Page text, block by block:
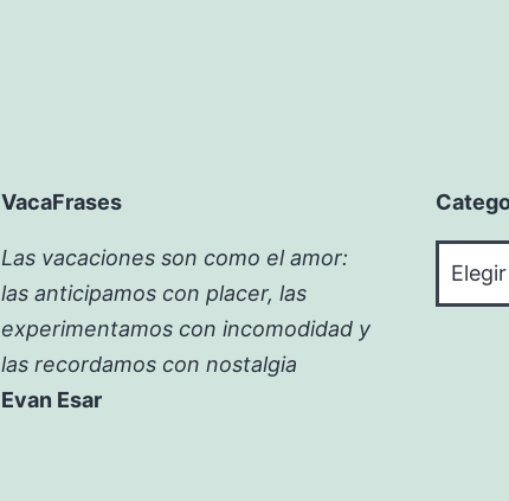
VacaFrases
Las vacaciones son como el amor:
las anticipamos con placer, las
experimentamos con incomodidad y
las recordamos con nostalgia
Evan Esar